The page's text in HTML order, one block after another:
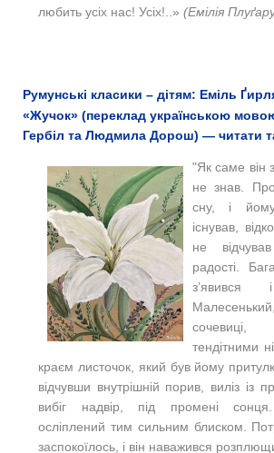
любить усіх нас! Усіх! ..» (Емілія
Румунські класики – дітям: Еміль
«Жучок» (переклад українською
Гербіл та Людмила Дорош) — читати
"Як самe він
не знав.
сну, і
існував,
не
радості.
тендітними
краєм листочок, який був йому
відчувши внутрішній порив, виліз із
вибіг надвір, під промені
осліплений тим сильним блиском.
заспокоїлось, і він наважився